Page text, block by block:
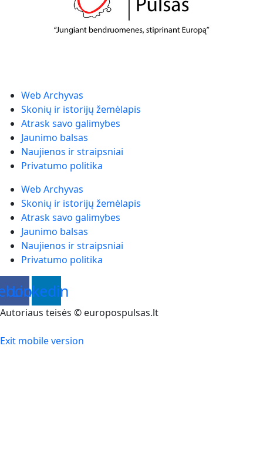
Web Archyvas
Skonių ir istorijų žemėlapis
Atrask savo galimybes
Jaunimo balsas
Naujienos ir straipsniai
Privatumo politika
Web Archyvas
Skonių ir istorijų žemėlapis
Atrask savo galimybes
Jaunimo balsas
Naujienos ir straipsniai
Privatumo politika
Linkedin
Autoriaus teisės © europospulsas.lt
Exit mobile version